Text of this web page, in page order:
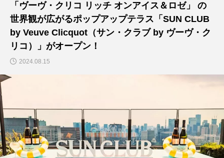
「ヴーヴ・クリコ リッチ オンアイス＆ロゼ」 の
世界観が広がるポップアップテラス「SUN CLUB
by Veuve Clicquot（サン・クラブ by ヴーヴ・ク
リコ）」がオープン！
2024.08.15